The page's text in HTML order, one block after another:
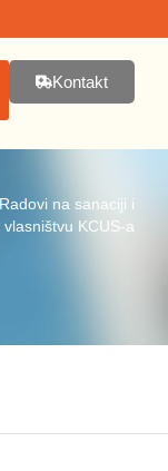
Kontakt
na sanaciji i
KCUS-a